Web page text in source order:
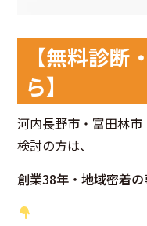
【無料診断
ら】
河内長野市・富田林
検討の方は、
創業38年・地域密着